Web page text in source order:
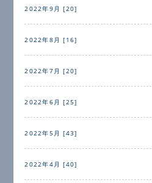
2022年9月 [20]
2022年8月 [16]
2022年7月 [20]
2022年6月 [25]
2022年5月 [43]
2022年4月 [40]